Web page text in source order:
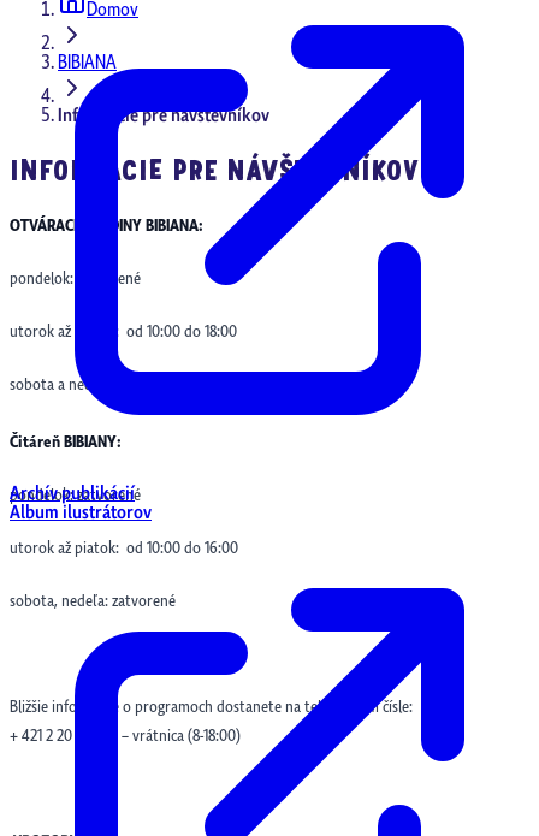
Archív publikácií
Album ilustrátorov
Domov
BIBIANA
Informácie pre návštevníkov
INFORMÁCIE PRE NÁVŠTEVNÍKOV
OTVÁRACIE HODINY BIBIANA:
pondelok: zatvorené
utorok až piatok: od 10:00 do 18:00
sobota a nedeľa: od 12:00 do 18:00
Čitáreň BIBIANY:
pondelok: zatvorené
utorok až piatok: od 10:00 do 16:00
sobota, nedeľa: zatvorené
Bližšie informácie o programoch dostanete na telefónnom čísle:
+ 421 2 20 467 111 – vrátnica (8-18:00)